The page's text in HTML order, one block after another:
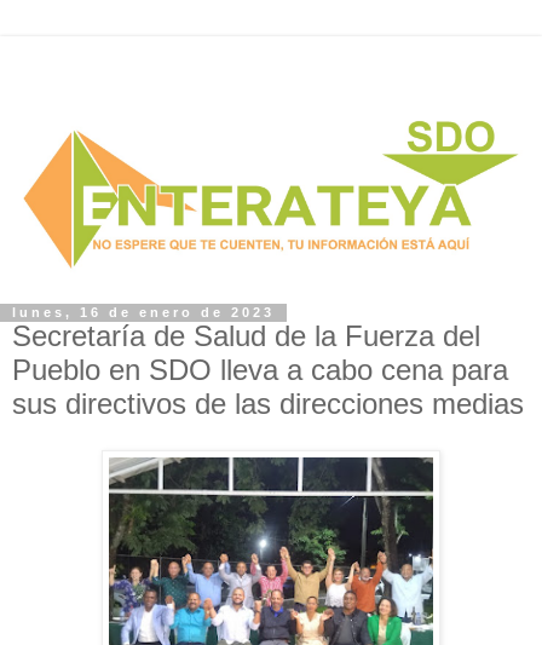
lunes, 16 de enero de 2023
Secretaría de Salud de la Fuerza del
Pueblo en SDO lleva a cabo cena para
sus directivos de las direcciones medias